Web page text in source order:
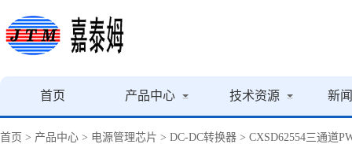
首页 产品中心 技术资源 新
首页 > 产品中心 > 电源管理芯片 > DC-DC转换器 > CXSD62554三通道